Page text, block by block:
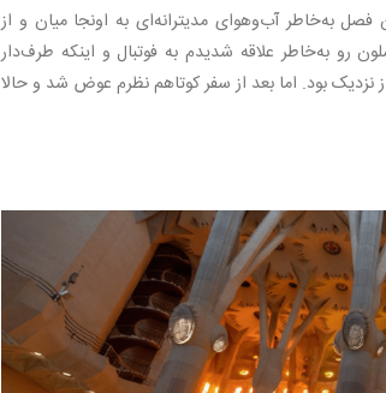
به‌خاطر آب‌وهوای مدیترانه‌ای به اونجا میان و از
رو به‌خاطر علاقه شدیدم به فوتبال و اینکه طرف‌دار
نزدیک بود. اما بعد از سفر کوتاهم نظرم عوض شد و حالا